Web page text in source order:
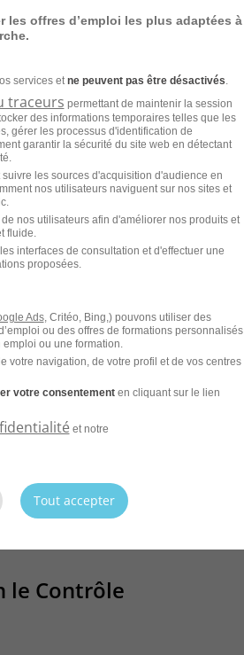
Brut -
venir à
le Contrôle
offres d’emploi les plus adaptées à
services et ne peuvent pas être désactivés
traceurs permettant de maintenir la session
des informations temporaires telles que les
gérer les processus d'identification de
garantir la sécurité du site web en détectant
les sources d'acquisition d'audience en
nos utilisateurs naviguent sur nos sites et
nos utilisateurs afin d'améliorer nos produits et
fluide.
interfaces de consultation et d'effectuer une
proposées.
Ads, Critéo, Bing,) pouvons utiliser des
ou des offres de formations personnalisés
ou une formation.
votre navigation, de votre profil et de vos centres
votre consentementen cliquant sur le lien
et notre
Tout accepter